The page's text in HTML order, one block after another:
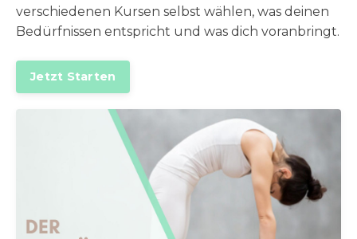
verschiedenen Kursen selbst wählen, was deinen
Bedürfnissen entspricht und was dich voranbringt.
Jetzt Starten